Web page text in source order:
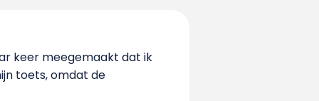
keer meegemaakt dat ik
toets, omdat de